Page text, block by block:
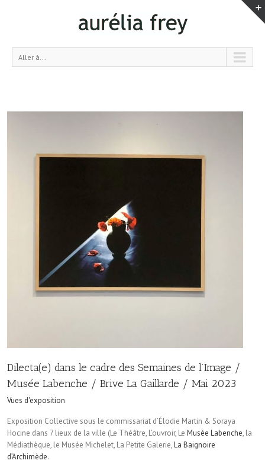
Aller à...
Dilecta(e) dans le cadre des Semaines de l’Image /
Musée Labenche / Brive La Gaillarde / Mai 2023
Vues d'exposition
Exposition Collective sous le commissariat d’Élodie Martin & Soraya
Hocine dans 7 lieux de la ville (Le Théâtre, L’ouvroir, Le Musée Labenche, la
Médiathèque, le Musée Michelet, La Petite Galerie,La Baignoire
d’Archimède.